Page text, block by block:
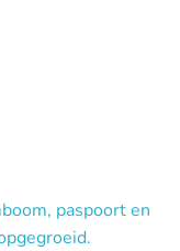
paspoort en